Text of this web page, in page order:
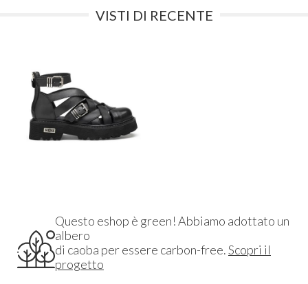
VISTI DI RECENTE
Questo eshop è green! Abbiamo adottato un
albero
di caoba per essere carbon-free.Scopri il
progetto